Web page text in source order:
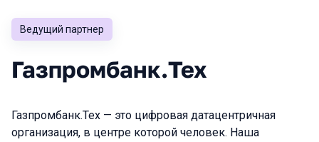
Ведущий партнер
Газпромбанк.Тех
Газпромбанк.Тех — это цифровая датацентричная
организация, в центре которой человек. Наша